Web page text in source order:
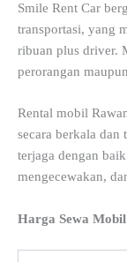
Smile Rent Car
transportasi, yang
ribuan plus driver.
perorangan
Rental mobil
secara berkala dan
terjaga dengan
mengecewakan,
Harga Sewa